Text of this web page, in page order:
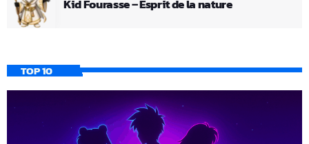
Kid Fourasse – Esprit de la nature
TOP 10